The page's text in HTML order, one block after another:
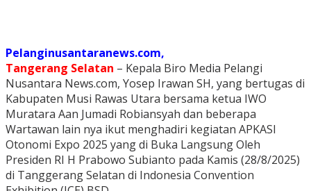
Pelanginusantaranews.com,
Tangerang Selatan – Kepala Biro Media Pelangi
Nusantara News.com, Yosep Irawan SH, yang bertugas di
Kabupaten Musi Rawas Utara bersama ketua IWO
Muratara Aan Jumadi Robiansyah dan beberapa
Wartawan lain nya ikut menghadiri kegiatan APKASI
Otonomi Expo 2025 yang di Buka Langsung Oleh
Presiden RI H Prabowo Subianto pada Kamis (28/8/2025)
di Tanggerang Selatan di Indonesia Convention